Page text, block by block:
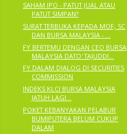
SAHAM IPO - PATUT JUAL ATAU
PATUT SIMPAN?
SURAT TERBUKA KEPADA MOF, SC
DAN BURSA MALAYSIA - ...
FY BERTEMU DENGAN CEO BURSA
MALAYSIA DATO' TAJUDDI...
FY DALAM DIALOG DI SECURITIES
COMMISSION
INDEKS KLCI BURSA MALAYSIA
JATUH LAGI...
POKET KEBANYAKAN PELABUR
BUMIPUTERA BELUM CUKUP
DALAM